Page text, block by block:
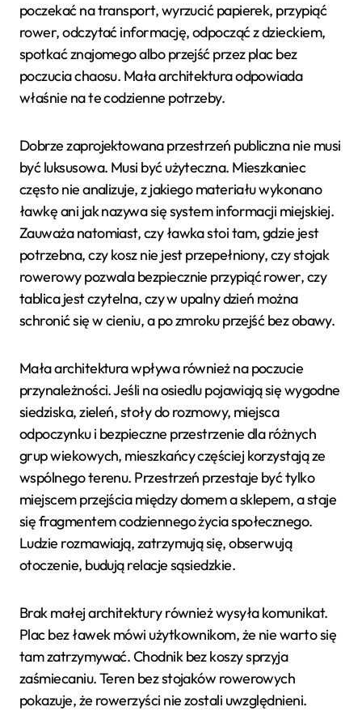
poczekać na transport, wyrzucić papierek, przypiąć
rower, odczytać informację, odpocząć z dzieckiem,
spotkać znajomego albo przejść przez plac bez
poczucia chaosu. Mała architektura odpowiada
właśnie na te codzienne potrzeby.
Dobrze zaprojektowana przestrzeń publiczna nie musi
być luksusowa. Musi być użyteczna. Mieszkaniec
często nie analizuje, z jakiego materiału wykonano
ławkę ani jak nazywa się system informacji miejskiej.
Zauważa natomiast, czy ławka stoi tam, gdzie jest
potrzebna, czy kosz nie jest przepełniony, czy stojak
rowerowy pozwala bezpiecznie przypiąć rower, czy
tablica jest czytelna, czy w upalny dzień można
schronić się w cieniu, a po zmroku przejść bez obawy.
Mała architektura wpływa również na poczucie
przynależności. Jeśli na osiedlu pojawiają się wygodne
siedziska, zieleń, stoły do rozmowy, miejsca
odpoczynku i bezpieczne przestrzenie dla różnych
grup wiekowych, mieszkańcy częściej korzystają ze
wspólnego terenu. Przestrzeń przestaje być tylko
miejscem przejścia między domem a sklepem, a staje
się fragmentem codziennego życia społecznego.
Ludzie rozmawiają, zatrzymują się, obserwują
otoczenie, budują relacje sąsiedzkie.
Brak małej architektury również wysyła komunikat.
Plac bez ławek mówi użytkownikom, że nie warto się
tam zatrzymywać. Chodnik bez koszy sprzyja
zaśmiecaniu. Teren bez stojaków rowerowych
pokazuje, że rowerzyści nie zostali uwzględnieni.